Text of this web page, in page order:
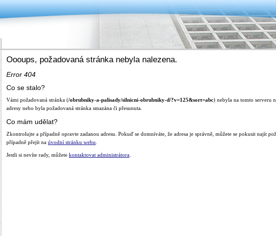
Oooups, požadovaná stránka nebyla nalezena.
Error 404
Co se stalo?
Vámi požadovaná stránka (/obrubniky-a-palisady/silnicni-obrubniky-d/?v=125&sort=abc) nebyla na tomto serveru
adresy nebo byla požadovaná stránka smazána či přesunuta.
Co mám udělat?
Zkontrolujte a případně opravte zadanou adresu. Pokuď se domníváte, že adresa je správně, můžete se pokusit najít
případně přejít na úvodní stránku webu
Jestli si nevíte rady, můžete kontaktovat administrátora